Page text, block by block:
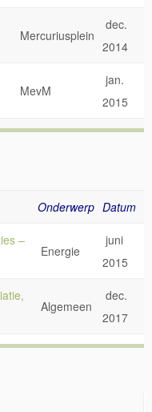
Mercuriusplein
dec.
2014
MevM
jan.
2015
Onderwerp Datum
–
Energie
juni
2015
Algemeen
dec.
2017